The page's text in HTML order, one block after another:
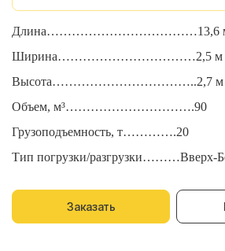
Длина………………………………13,6
Ширина……………………………2,5 м
Высота……………………………..2,7 м
Объем, м³………………………….90
Грузоподъемность, т………….20
Тип погрузки/разгрузки………Вверх-
Заказать